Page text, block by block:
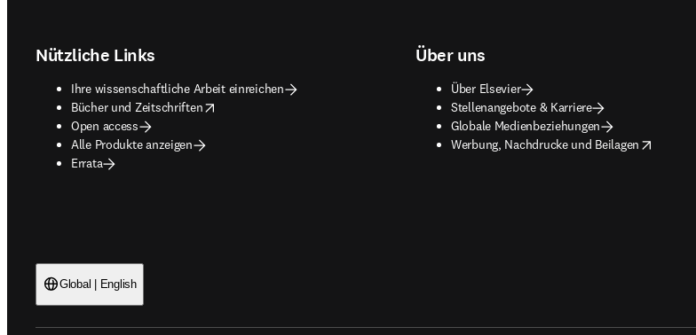
Nützliche Links
Ihre wissenschaftliche Arbeit einreichen
Bücher und Zeitschriften
opens in new tab/window
Open access
Alle Produkte anzeigen
Errata
Über uns
Über Elsevier
Stellenangebote & Karriere
Globale Medienbeziehungen
Werbung, Nachdrucke und Beilagen
opens in new tab/window
Global | English